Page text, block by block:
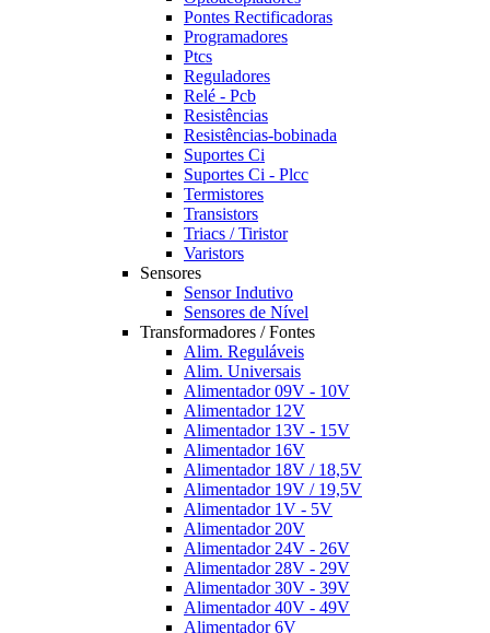
Pontes Rectificadoras
Programadores
Ptcs
Reguladores
Relé - Pcb
Resistências
Resistências-bobinada
Suportes Ci
Suportes Ci - Plcc
Termistores
Transistors
Triacs / Tiristor
Varistors
Sensores
Sensor Indutivo
Sensores de Nível
Transformadores / Fontes
Alim. Reguláveis
Alim. Universais
Alimentador 09V - 10V
Alimentador 12V
Alimentador 13V - 15V
Alimentador 16V
Alimentador 18V / 18,5V
Alimentador 19V / 19,5V
Alimentador 1V - 5V
Alimentador 20V
Alimentador 24V - 26V
Alimentador 28V - 29V
Alimentador 30V - 39V
Alimentador 40V - 49V
Alimentador 6V